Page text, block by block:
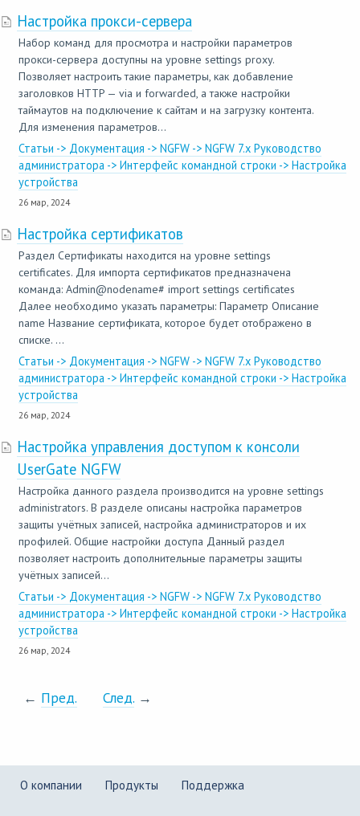
Настройка прокси-сервера
Набор команд для просмотра и настройки параметров
прокси-сервера доступны на уровне settings proxy.
Позволяет настроить такие параметры, как добавление
заголовков HTTP — via и forwarded, а также настройки
таймаутов на подключение к сайтам и на загрузку контента.
Для изменения параметров...
Статьи -> Документация -> NGFW -> NGFW 7.x Руководство
администратора -> Интерфейс командной строки -> Настройка
устройства
26 мар, 2024
Настройка сертификатов
Раздел Сертификаты находится на уровне settings
certificates. Для импорта сертификатов предназначена
команда: Admin@nodename# import settings certificates
Далее необходимо указать параметры: Параметр Описание
name Название сертификата, которое будет отображено в
списке. ...
Статьи -> Документация -> NGFW -> NGFW 7.x Руководство
администратора -> Интерфейс командной строки -> Настройка
устройства
26 мар, 2024
Настройка управления доступом к консоли
UserGate NGFW
Настройка данного раздела производится на уровне settings
administrators. В разделе описаны настройка параметров
защиты учётных записей, настройка администраторов и их
профилей. Общие настройки доступа Данный раздел
позволяет настроить дополнительные параметры защиты
учётных записей...
Статьи -> Документация -> NGFW -> NGFW 7.x Руководство
администратора -> Интерфейс командной строки -> Настройка
устройства
26 мар, 2024
← Пред. След. →
О компании Продукты Поддержка